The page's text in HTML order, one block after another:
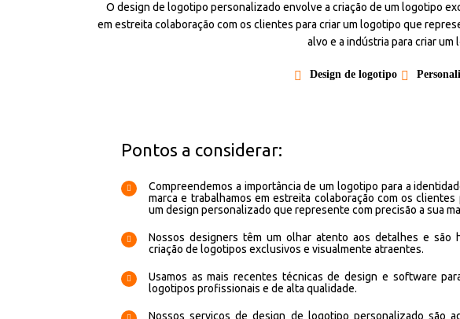
O design de logotipo personalizado envolve a criação de um logotipo
em estreita colaboração com os clientes para criar um logotipo que
alvo e a indústria para criar
Design de logotipo
Pontos a considerar:
Compreendemos a importância de um logotipo para a
marca e trabalhamos em estreita colaboração com os clientes
um design personalizado que represente com precisão a sua
Nossos designers têm um olhar atento aos detalhes e são
criação de logotipos exclusivos e visualmente atraentes.
Usamos as mais recentes técnicas de design e software
logotipos profissionais e de alta qualidade.
Nossos serviços de design de logotipo personalizado são